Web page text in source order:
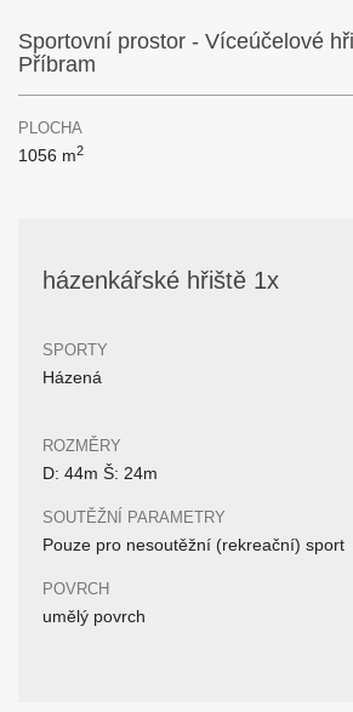
Sportovní prostor - Víceúčelové
Příbram
PLOCHA
1056 m2
házenkářské hřiště 1x
SPORTY
Házená
ROZMĚRY
D: 44m Š: 24m
SOUTĚŽNÍ PARAMETRY
Pouze pro nesoutěžní (rekreační) sport
POVRCH
umělý povrch